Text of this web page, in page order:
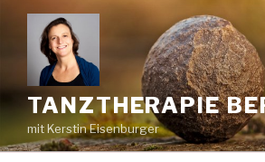
springen
TANZTHERAPIE
mit Kerstin Eisenburger